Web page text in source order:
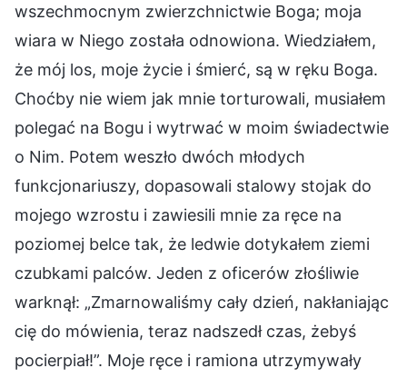
wszechmocnym zwierzchnictwie Boga; moja
wiara w Niego została odnowiona. Wiedziałem,
że mój los, moje życie i śmierć, są w ręku Boga.
Choćby nie wiem jak mnie torturowali, musiałem
polegać na Bogu i wytrwać w moim świadectwie
o Nim. Potem weszło dwóch młodych
funkcjonariuszy, dopasowali stalowy stojak do
mojego wzrostu i zawiesili mnie za ręce na
poziomej belce tak, że ledwie dotykałem ziemi
czubkami palców. Jeden z oficerów złośliwie
warknął: „Zmarnowaliśmy cały dzień, nakłaniając
cię do mówienia, teraz nadszedł czas, żebyś
pocierpiał!”. Moje ręce i ramiona utrzymywały